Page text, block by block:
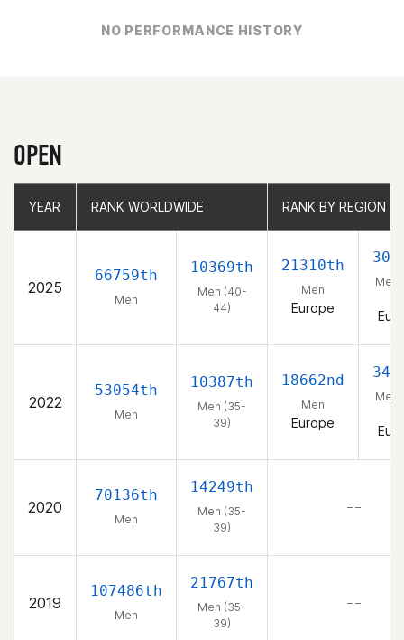
NO PERFORMANCE HISTORY
OPEN
YEAR RANK WORLDWIDE RANK BY REGION
2025
66759th
Men
10369th
Men (40-
44)
21310th
Men
Europe
Men
2022
53054th
Men
10387th
Men (35-
39)
18662nd
Men
Europe
Men
2020
70136th
Men
14249th
Men (35-
39)
– –
2019
107486th
Men
21767th
Men (35-
39)
– –
YEAR RANK WORLDWIDE RANK BY REGION